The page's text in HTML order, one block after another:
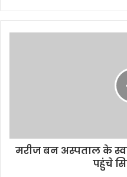
मरीज बन अस्पताल के
पहुंचे